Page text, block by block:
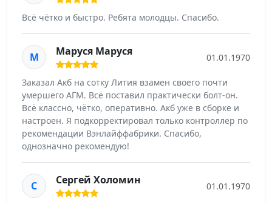
Всё чётко и быстро. Ребята молодцы. Спасибо.
М Маруся Маруся 01.01.1970
Заказал Акб на сотку Лития взамен своего почти
умершего АГМ. Всё поставил практически болт-он.
Всё классно, чётко, оперативно. Акб уже в сборке и
настроен. Я подкорректировал только контроллер по
рекомендации Вэнлайффабрики. Спасибо,
однозначно рекомендую!
С Сергей Холомин 01.01.1970